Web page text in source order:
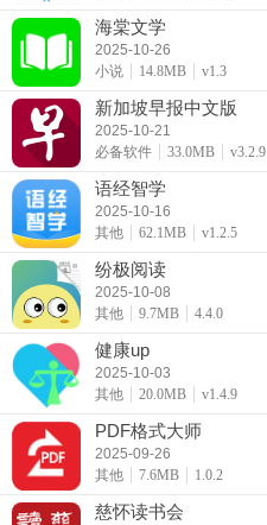
海棠文学
2025-10-26
小说
14.8MB v1.3
新加坡早报中文版
2025-10-21
必备软件
33.0MB v3.2.9
语经智学
2025-10-16
其他
62.1MB v1.2.5
纷极阅读
2025-10-08
其他
9.7MB 4.4.0
健康up
2025-10-03
其他
20.0MB v1.4.9
PDF格式大师
2025-09-26
其他
7.6MB 1.0.2
慈怀读书会